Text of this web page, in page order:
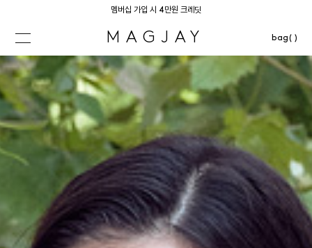
멤버십 가입 시 4만원 크레딧
MAGJAY bag( )